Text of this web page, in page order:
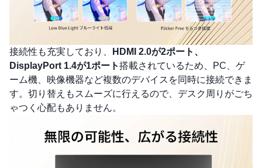
接続性も充実しており、
HDMI 2.0が2ポート、
DisplayPort 1.4が1ポート搭載されているため、PC、ゲ
ーム機、映像機器など複数のデバイスを同時に接続できま
す。切り替えもスムーズに行えるので、デスク周りがごち
ゃつく心配もありません。